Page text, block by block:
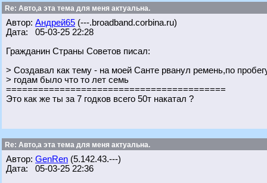
Re: Авто,а эта тема для меня актуальна.
Автор: Андрей65 (---.broadband.corbina.ru)
Дата: 05-03-25 22:28
Гражданин Страны Советов писал:
> Создавал как тему - на моей Санте рванул ремень,по
> годам было что то лет семь
=========================================
Это как же ты за 7 годков всего 50т накатал ?
Re: Авто,а эта тема для меня актуальна.
Автор: GenRen (5.142.43.---)
Дата: 05-03-25 22:36